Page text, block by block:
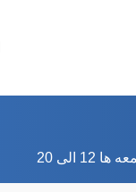
این
طراحی
در
آخر
همین